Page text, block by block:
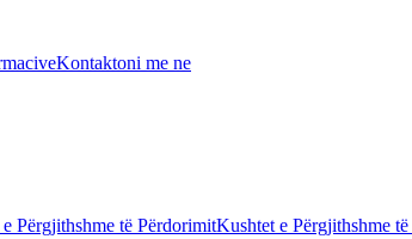
Kontaktoni me ne
Përgjithshme të PërdorimitKushtet e Përgjithshme